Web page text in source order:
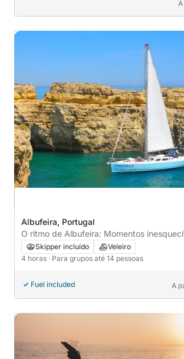
Albufeira, Portugal
O ritmo de Albufeira: Momentos
veleiroSkipper incluído
Veleiro
4 horas · Para grupos até 14 pessoas
Fuel included A